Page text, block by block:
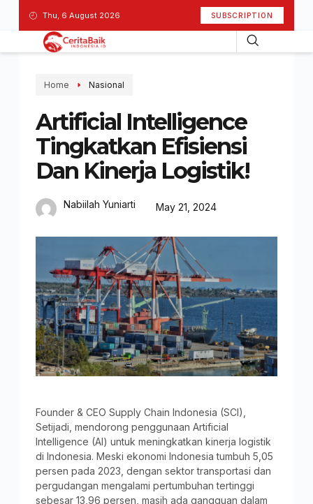
Thu, 6 August 2026 SUBSCRIPTION
Home Nasional
Artificial Intelligence
Tingkatkan Efisiensi
Dan Kinerja Logistik!
Nabiilah Yuniarti May 21, 2024
Founder & CEO Supply Chain Indonesia (SCI),
Setijadi, mendorong penggunaan Artificial
Intelligence (AI) untuk meningkatkan kinerja logistik
di Indonesia. Meski ekonomi Indonesia tumbuh 5,05
persen pada 2023, dengan sektor transportasi dan
pergudangan mengalami pertumbuhan tertinggi
sebesar 13,96 persen, masih ada gangguan dalam